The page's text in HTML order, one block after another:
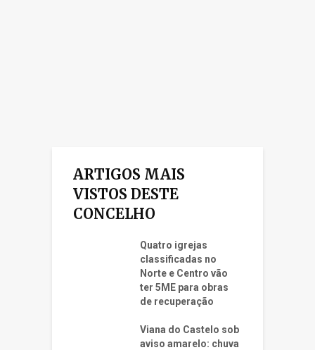
ARTIGOS MAIS
VISTOS DESTE
CONCELHO
Quatro igrejas
classificadas no
Norte e Centro vão
ter 5ME para obras
de recuperação
Viana do Castelo sob
aviso amarelo: chuva